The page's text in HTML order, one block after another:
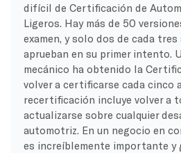
difícil de Certificación de
Ligeros. Hay más de 50
examen, y solo dos de cada
aprueban en su primer intento.
mecánico ha obtenido la
volver a certificarse cada cinco
recertificación incluye volver a
actualizarse sobre cualquier
automotriz. En un negocio en
es increíblemente importante y